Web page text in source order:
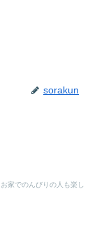
sorakun
家でのんびりの人も楽し